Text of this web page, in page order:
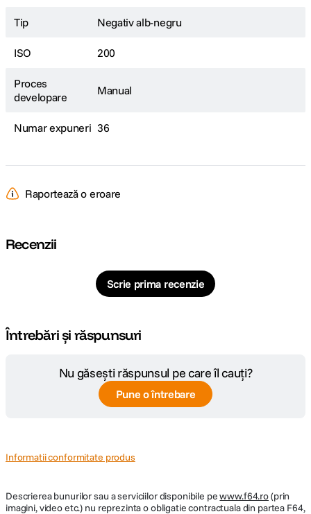
Tip Negativ alb-negru
ISO 200
Proces
developare
Manual
Numar expuneri 36
Raportează o eroare
Recenzii
Scrie prima recenzie
Întrebări și răspunsuri
Nu găsești răspunsul pe care îl cauți?
Pune o întrebare
Informatii conformitate produs
Descrierea bunurilor sau a serviciilor disponibile pewww.f64.ro(prin
imagini, video etc.) nu reprezinta o obligatie contractuala din partea F64,